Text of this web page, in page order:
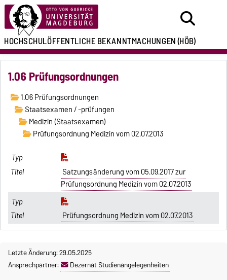
HOCHSCHULÖFFENTLICHEBEKANNTMACHUNGEN(HÖB)
1.06 Prüfungsordnungen
1.06 Prüfungsordnungen
Staatsexamen / -prüfungen
Medizin (Staatsexamen)
Prüfungsordnung Medizin vom 02.07.2013
Satzungsänderung vom 05.09.2017 zur
Prüfungsordnung Medizin vom 02.07.2013
Prüfungsordnung Medizin vom 02.07.2013
Letzte Änderung: 29.05.2025
Ansprechpartner:
Dezernat Studienangelegenheiten